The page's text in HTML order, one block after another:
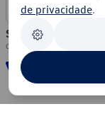
Segurança
de privacidade.